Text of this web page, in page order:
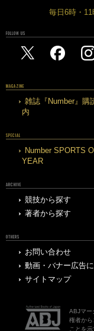
毎日6時・
FOLLOW US
MAGAZINE
雑誌『Number』購
内
SPECIAL
Number SPORTS
YEAR
ARCHIVE
競技から探す
著者から探す
OTHERS
お問い合わせ
動画・バナー広告
サイトマップ
ABJマー
権者か
ことを